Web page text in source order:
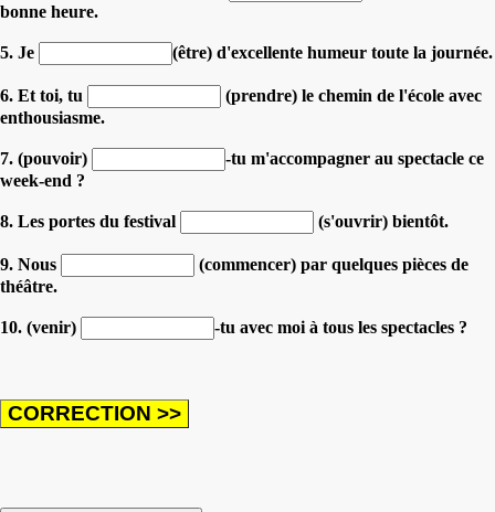
bonne heure.
5. Je (être) d'excellente humeur toute la journée.
6. Et toi, tu
(prendre) le chemin de l'école avec
enthousiasme.
7. (pouvoir)
-tu m'accompagner au spectacle ce
week-end ?
8. Les portes du festival (s'ouvrir) bientôt.
9. Nous
(commencer) par quelques pièces de
théâtre.
10. (venir) -tu avec moi à tous les spectacles ?